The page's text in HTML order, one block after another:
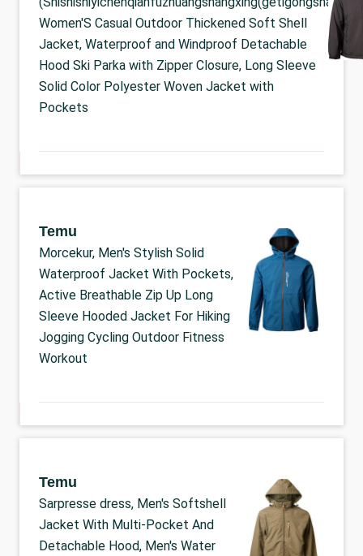
Women'S Casual Outdoor Thickened Soft Shell
Jacket, Waterproof and Windproof Detachable
Hood Ski Parka with Zipper Closure, Long Sleeve
Solid Color Polyester Woven Jacket with
Pockets
Temu
Morcekur, Men's Stylish Solid
Waterproof Jacket With Pockets,
Active Breathable Zip Up Long
Sleeve Hooded Jacket For Hiking
Jogging Cycling Outdoor Fitness
Workout
Temu
Sarpresse dress, Men's Softshell
Jacket With Multi-Pocket And
Detachable Hood, Men's Water